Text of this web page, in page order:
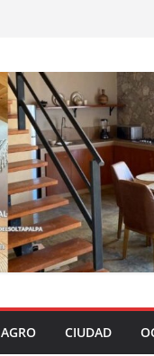
AGRO CIUDAD